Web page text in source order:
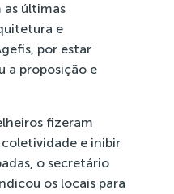
as últimas
e
por estar
a proposição e
fizeram
e inibir
o secretário
os locais para